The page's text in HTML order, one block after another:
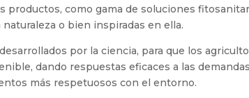
productos, como gama de soluciones
naturaleza o bien inspiradas en ella.
por la ciencia, para que los
dando respuestas eficaces a las
más respetuosos con el entorno.